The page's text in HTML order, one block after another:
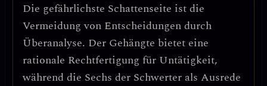
Die gefährlichste Schattenseite ist die
Vermeidung von Entscheidungen durch
Überanalyse. Der Gehängte bietet eine
rationale Rechtfertigung für Untätigkeit,
während die Sechs der Schwerter als Ausrede